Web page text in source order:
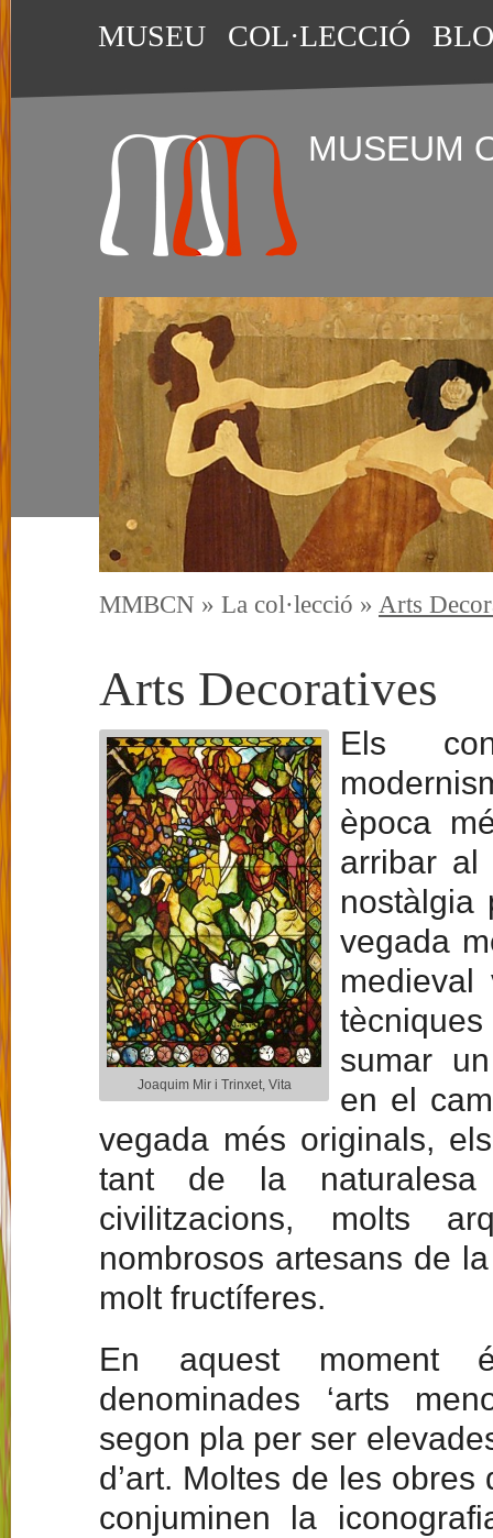
MUSEU COL·LECCIÓ
MUSEUM
MMBCN » La col·lecció » Arts
Arts Decoratives
Joaquim Mir i Trinxet, Vita
Els
època
arribar al
nostàlgia
vegada
sumar
en el
vegada més originals,
tant de la naturalesa
civilitzacions, molts
nombrosos artesans de
molt fructíferes.
En aquest moment
denominades ‘arts
segon pla per ser
d’art. Moltes de les obres
conjuminen la